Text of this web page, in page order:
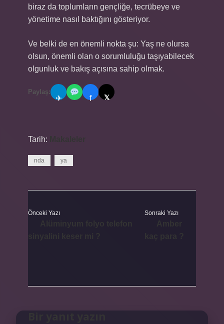
biraz da toplumların gençliğe, tecrübeye ve
yönetime nasıl baktığını gösteriyor.
Ve belki de en önemli nokta şu: Yaş ne olursa
olsun, önemli olan o sorumluluğu taşıyabilecek
olgunluk ve bakış açısına sahip olmak.
Paylaş:
✈ f 𝕏
Tarih:
nda ya
Önceki Yazı Sonraki Yazı